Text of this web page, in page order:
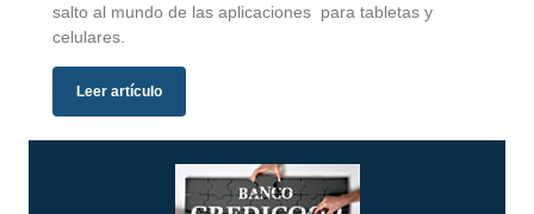
salto al mundo de las aplicaciones para tabletas y
celulares.
Leer artículo